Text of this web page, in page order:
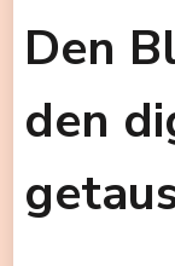
Den
den